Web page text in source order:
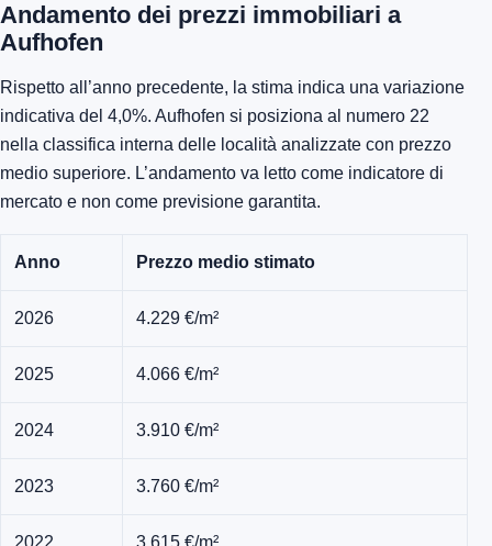
Andamento dei prezzi immobiliari a
Aufhofen
Rispetto all’anno precedente, la stima indica una variazione
indicativa del 4,0%. Aufhofen si posiziona al numero 22
nella classifica interna delle località analizzate con prezzo
medio superiore. L’andamento va letto come indicatore di
mercato e non come previsione garantita.
Anno Prezzo medio stimato
2026 4.229 €/m²
2025 4.066 €/m²
2024 3.910 €/m²
2023 3.760 €/m²